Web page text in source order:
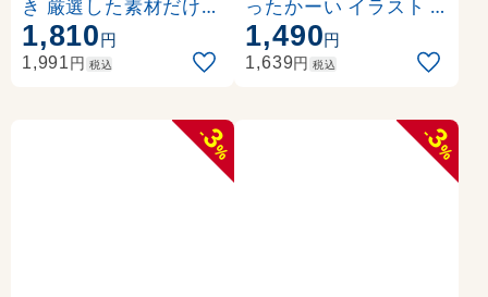
き 厳選した素材だけで
作りました 名物
1,810円
1,991円 税込
ったかーい イラスト (S
NB-733)
1,490円
1,639円 税込
-
3
%
-
3
%